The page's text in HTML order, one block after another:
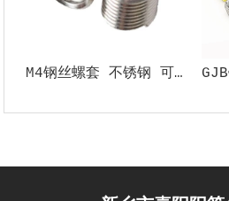
M4钢丝螺套 不锈钢 可定制丝套 加强螺纹